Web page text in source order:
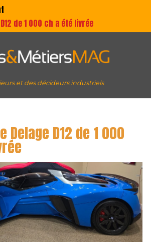
de 1 000 ch a été livrée
et des décideurs industriels
Delage D12 de 1 000